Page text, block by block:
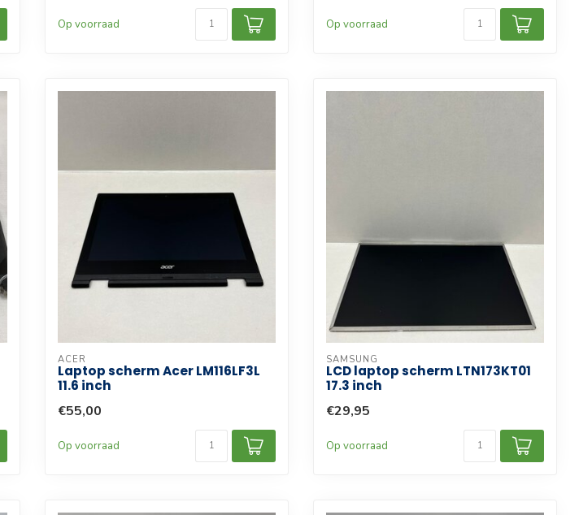
Op voorraad Op voorraad
ACER
Laptop scherm Acer LM116LF3L
11.6 inch
€55,00
Op voorraad
SAMSUNG
LCD laptop scherm LTN173KT01
17.3 inch
€29,95
Op voorraad